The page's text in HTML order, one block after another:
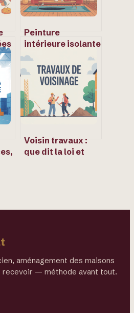
Peinture
intérieure isolante
thermique :
comment bien
choisir et l’utiliser
Voisin travaux :
que dit la loi et
aménagement des maisons
— méthode avant tout.